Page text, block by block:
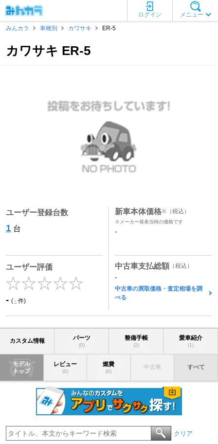
メニュー
ログイン
みんカラ
車種別 カワサキ ER-5
カワサキ ER-5
ユーザー登録台数
1 台
ユーザー評価
- ( - 件)
新車本体価格※ （税込）
※メーカー発表当時の価格です
-
中古車支払総額 （税込）
-
中古車の買取価格・査定相場を調
べる
カスタム情報 パーツ
(0)
整備手帳
(2)
愛車紹介
(1)
モデル
トップ
レビュー
(0)
燃費
(0)
中古車 すべて
クリア